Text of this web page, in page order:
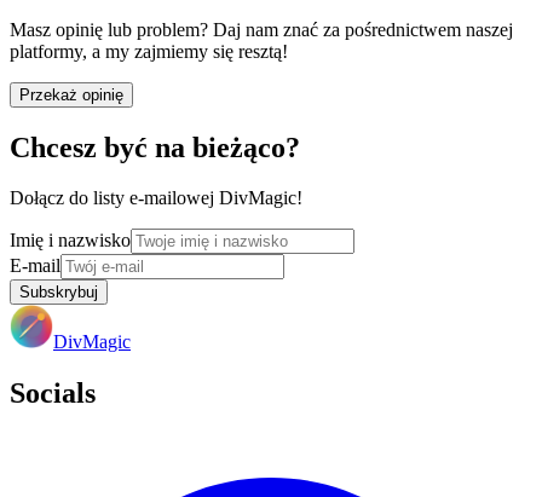
Masz opinię lub problem? Daj nam znać za pośrednictwem naszej
platformy, a my zajmiemy się resztą!
Przekaż opinię
Chcesz być na bieżąco?
Dołącz do listy e-mailowej DivMagic!
Imię i nazwisko
E-mail
Subskrybuj
DivMagic
Socials